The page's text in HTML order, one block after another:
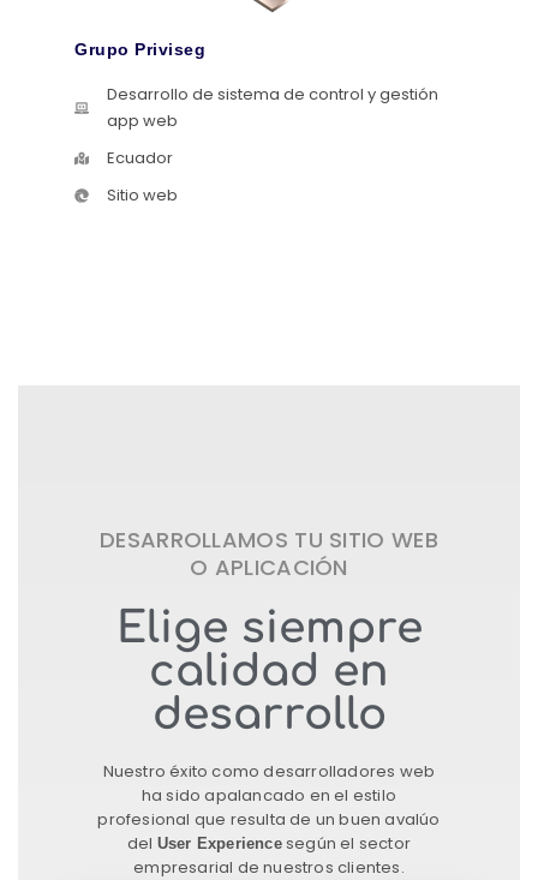
Grupo Priviseg
Desarrollo de sistema de control y gestión
app web
Ecuador
Sitio web
DESARROLLAMOS TU SITIO WEB
O APLICACIÓN
Elige siempre
calidad en
desarrollo
Nuestro éxito como desarrolladores web
ha sido apalancado en el estilo
profesional que resulta de un buen avalúo
del User Experiencesegún el sector
empresarial de nuestros clientes.